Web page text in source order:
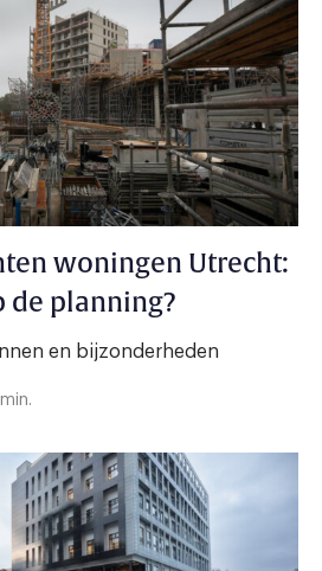
woningen Utrecht:
de planning?
en bijzonderheden